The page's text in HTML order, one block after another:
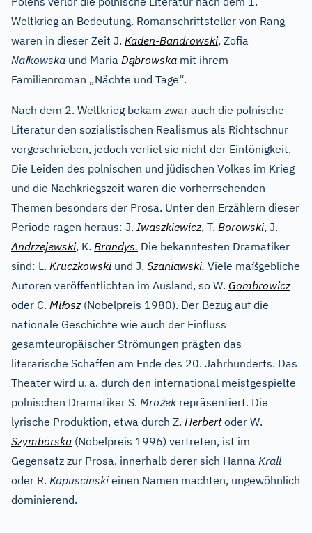
Weltkrieg an Bedeutung. Romanschriftsteller von Rang
waren in dieser Zeit J. Kaden-Bandrowski, Zofia
Nałkowska und Maria Dąbrowska mit ihrem
Familienroman „Nächte und Tage“.
Nach dem 2. Weltkrieg bekam zwar auch die polnische
Literatur den sozialistischen Realismus als Richtschnur
vorgeschrieben, jedoch verfiel sie nicht der Eintönigkeit.
Die Leiden des polnischen und jüdischen Volkes im Krieg
und die Nachkriegszeit waren die vorherrschenden
Themen besonders der Prosa. Unter den Erzählern dieser
Periode ragen heraus: J. Iwaszkiewicz, T. Borowski, J.
Andrzejewski, K. Brandys. Die bekanntesten Dramatiker
sind: L. Kruczkowskiund J. Szaniawski. Viele maßgebliche
Autoren veröffentlichten im Ausland, so W. Gombrowicz
oder C. Miłosz(Nobelpreis 1980). Der Bezug auf die
nationale Geschichte wie auch der Einfluss
gesamteuropäischer Strömungen prägten das
literarische Schaffen am Ende des 20. Jahrhunderts. Das
Theater wird u. a. durch den international meistgespielte
polnischen Dramatiker S. Mrożekrepräsentiert. Die
lyrische Produktion, etwa durch Z. Herbertoder W.
Szymborska (Nobelpreis 1996) vertreten, ist im
Gegensatz zur Prosa, innerhalb derer sich Hanna Krall
oder R. Kapuscinskieinen Namen machten, ungewöhnlich
dominierend.